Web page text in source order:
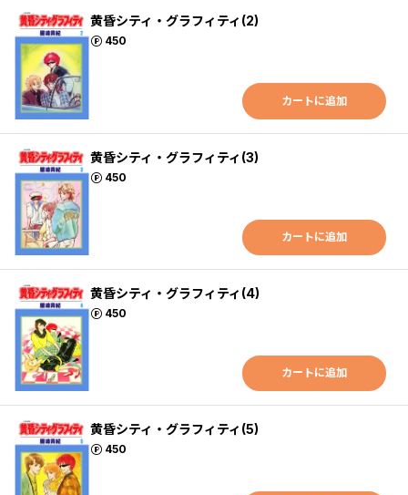
黄昏シティ・グラフィティ(2)
450
ポイント
カートに追加
黄昏シティ・グラフィティ(3)
450
ポイント
カートに追加
黄昏シティ・グラフィティ(4)
450
ポイント
カートに追加
黄昏シティ・グラフィティ(5)
450
ポイント